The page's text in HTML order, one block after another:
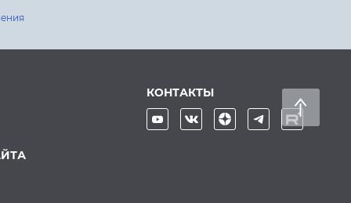
КОНТАКТЫ